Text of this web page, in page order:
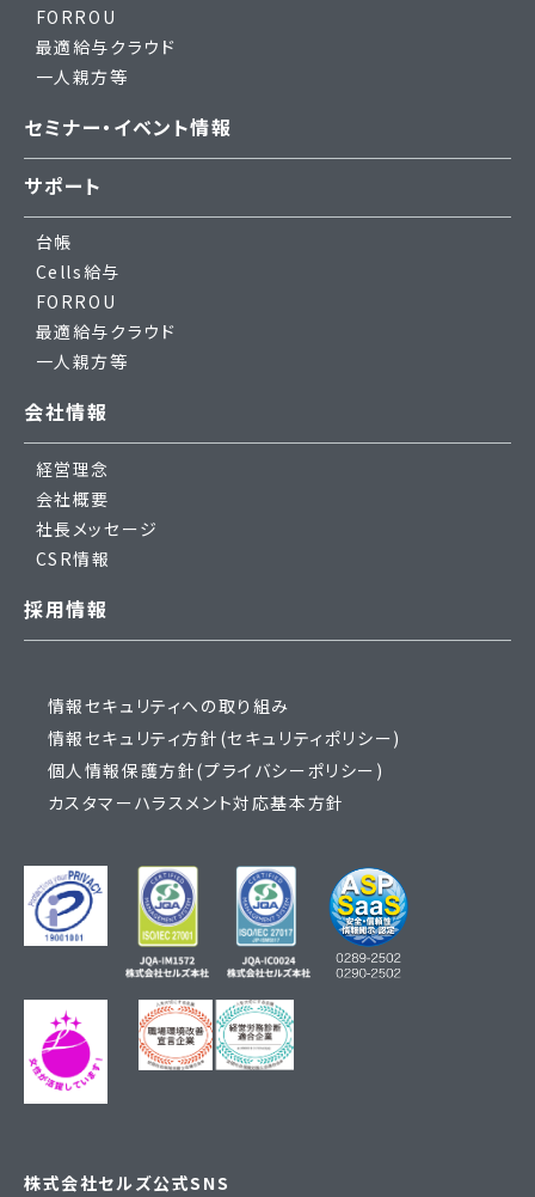
FORROU
最適給与クラウド
一人親方等
セミナー・イベント情報
サポート
台帳
Cells給与
FORROU
最適給与クラウド
一人親方等
会社情報
経営理念
会社概要
社長メッセージ
CSR情報
採用情報
情報セキュリティへの取り組み
情報セキュリティ方針(セキュリティポリシー)
個人情報保護方針(プライバシーポリシー)
カスタマーハラスメント対応基本方針
株式会社セルズ公式SNS